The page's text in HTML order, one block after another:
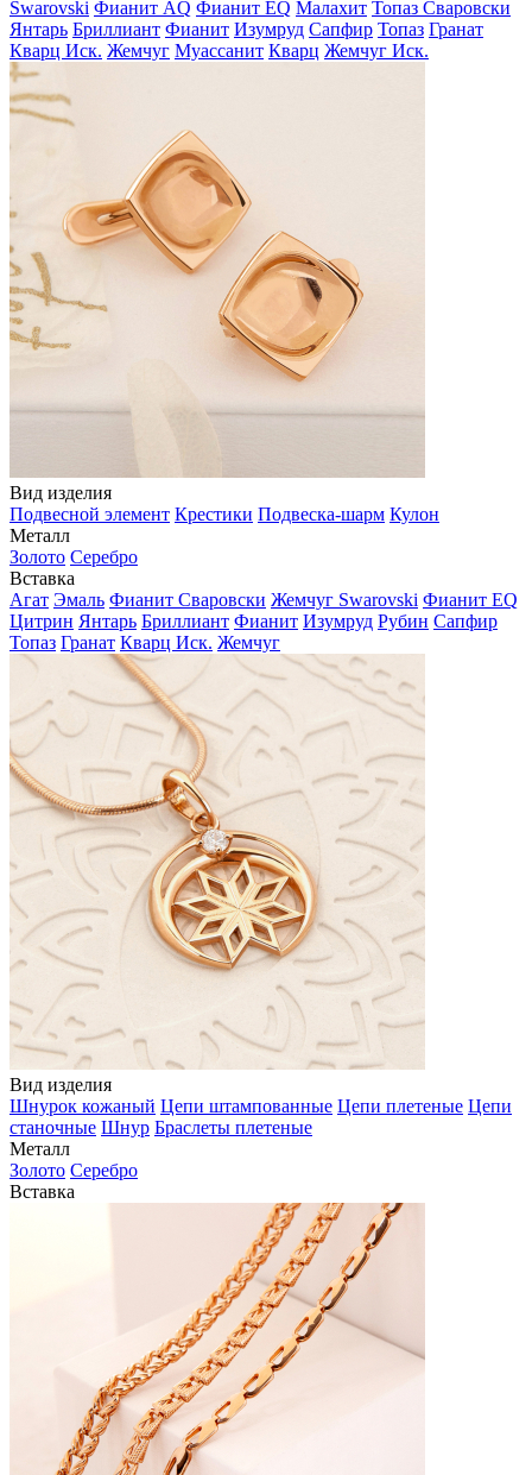
Swarovski Фианит AQ Фианит EQ Малахит Топаз Сваровски
Янтарь Бриллиант Фианит Изумруд Сапфир Топаз Гранат
Кварц Иск. Жемчуг Муассанит Кварц Жемчуг Иск.
Вид изделия
Подвесной элемент Крестики Подвеска-шарм Кулон
Металл
Золото Серебро
Вставка
Агат Эмаль Фианит Сваровски Жемчуг Swarovski Фианит EQ
Цитрин Янтарь Бриллиант Фианит Изумруд Рубин Сапфир
Топаз Гранат Кварц Иск. Жемчуг
Вид изделия
Шнурок кожаный Цепи штампованные Цепи плетеные Цепи
станочные Шнур Браслеты плетеные
Металл
Золото Серебро
Вставка